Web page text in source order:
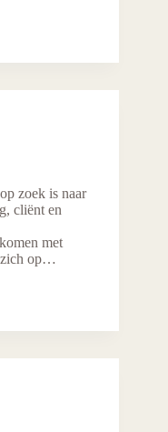
zoek is naar
cliënt en
met
zich op…